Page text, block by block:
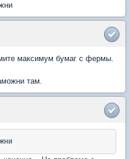
максимум бумаг с фермы.
там.